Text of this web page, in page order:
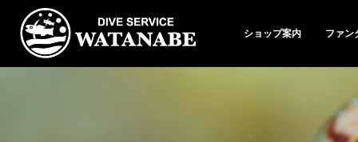
ショップ案内 ファン